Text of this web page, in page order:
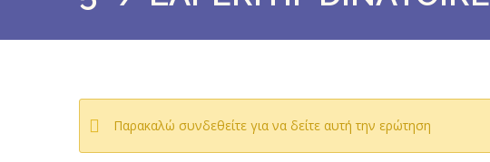
Παρακαλώ συνδεθείτε για να δείτε αυτή την ερώτηση